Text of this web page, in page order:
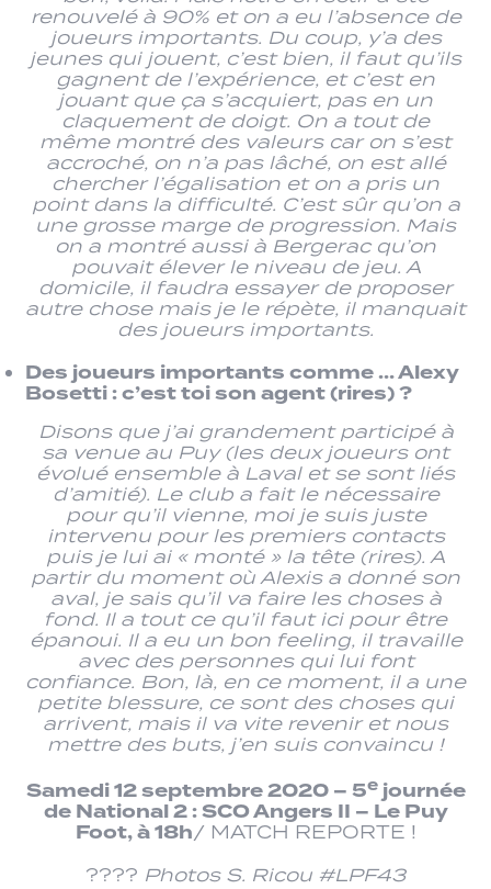
renouvelé à 90% et on a eu l’absence de
joueurs importants. Du coup, y’a des
jeunes qui jouent, c’est bien, il faut qu’ils
gagnent de l’expérience, et c’est en
jouant que ça s’acquiert, pas en un
claquement de doigt. On a tout de
même montré des valeurs car on s’est
accroché, on n’a pas lâché, on est allé
chercher l’égalisation et on a pris un
point dans la difficulté. C’est sûr qu’on a
une grosse marge de progression. Mais
on a montré aussi à Bergerac qu’on
pouvait élever le niveau de jeu. A
domicile, il faudra essayer de proposer
autre chose mais je le répète, il manquait
des joueurs importants.
Des joueurs importants comme … Alexy
Bosetti : c’est toi son agent (rires) ?
Disons que j’ai grandement participé à
sa venue au Puy (les deux joueurs ont
évolué ensemble à Laval et se sont liés
d’amitié). Le club a fait le nécessaire
pour qu’il vienne, moi je suis juste
intervenu pour les premiers contacts
puis je lui ai « monté » la tête (rires). A
partir du moment où Alexis a donné son
aval, je sais qu’il va faire les choses à
fond. Il a tout ce qu’il faut ici pour être
épanoui. Il a eu un bon feeling, il travaille
avec des personnes qui lui font
confiance. Bon, là, en ce moment, il a une
petite blessure, ce sont des choses qui
arrivent, mais il va vite revenir et nous
mettre des buts, j’en suis convaincu !
Samedi 12 septembre 2020 – 5ejournée
de National 2 : SCO Angers II – Le Puy
Foot, à 18h/ MATCH REPORTE !
???? Photos S. Ricou #LPF43